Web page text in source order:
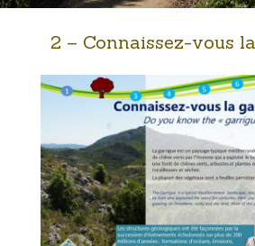
2 – Connaissez-vous